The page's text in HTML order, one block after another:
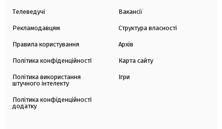
Телеведучі
Рекламодавцям
Правила користування
Політика конфіденційності
Політика використання
штучного інтелекту
Політика конфіденційності
додатку
Вакансії
Структура власності
Архів
Карта сайту
Ігри